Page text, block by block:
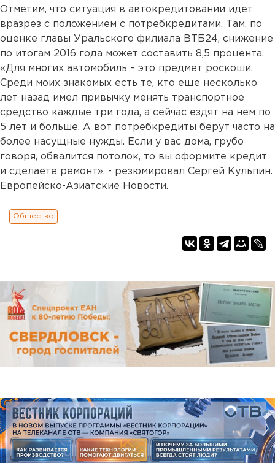
Отметим, что ситуация в автокредитовании идет
вразрез с положением с потребкредитами. Там, по
оценке главы Уральского филиала ВТБ24, снижение
по итогам 2016 года может составить 8,5 процента.
«Для многих автомобиль – это предмет роскоши.
Среди моих знакомых есть те, кто еще несколько
лет назад имел привычку менять транспортное
средство каждые три года, а сейчас ездят на нем по
5 лет и больше. А вот потребкредиты берут часто на
более насущные нужды. Если у вас дома, грубо
говоря, обвалится потолок, то вы оформите кредит
и сделаете ремонт», - резюмировал Сергей Кульпин.
Европейско-Азиатские Новости.
Общество